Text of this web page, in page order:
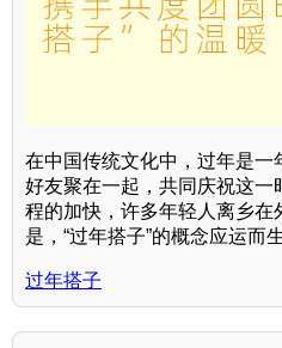
在中国传统文化中，过年是一
好友聚在一起，共同庆祝这
程的加快，许多年轻人离乡在
是，“过年搭子”的概念应运而生
过年搭子